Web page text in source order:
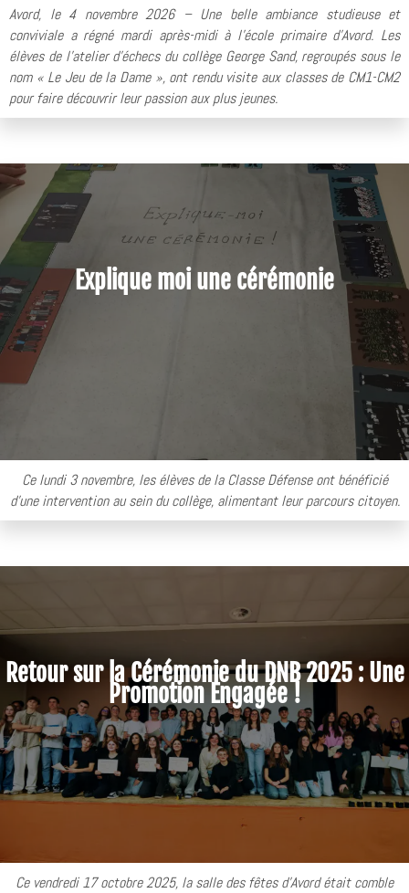
Avord, le 4 novembre 2026 – Une belle ambiance studieuse et
conviviale a régné mardi après-midi à l’école primaire d’Avord. Les
élèves de l’atelier d’échecs du collège George Sand, regroupés sous le
nom « Le Jeu de la Dame », ont rendu visite aux classes de CM1-CM2
pour faire découvrir leur passion aux plus jeunes.
Explique moi une cérémonie
Ce lundi 3 novembre, les élèves de la Classe Défense ont bénéficié
d'une intervention au sein du collège, alimentant leur parcours citoyen.
Retour sur la Cérémonie du DNB 2025 : Une
Promotion Engagée !
Ce vendredi 17 octobre 2025, la salle des fêtes d'Avord était comble